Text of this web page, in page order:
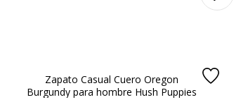
Zapato Casual Cuero Oregon
Burgundy para hombre Hush Puppies